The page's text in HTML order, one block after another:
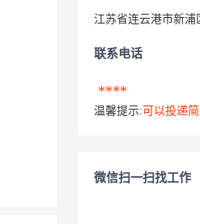
江苏省连云港市新浦
联系电话
****
温馨提示: 可以投递
微信扫一扫找工作